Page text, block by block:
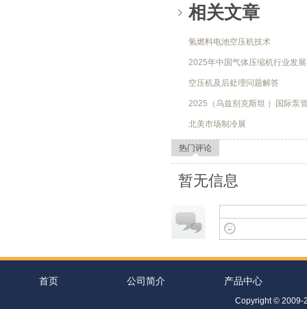
相关文章
氢燃料电池空压机技术
2025年中国气体压缩机行业发
空压机及后处理问题解答
2025（乌兹别克斯坦 ）国际泵
北美市场制冷展
热门评论
暂无信息
首页 公司简介 产品中心
Copyright © 2009-